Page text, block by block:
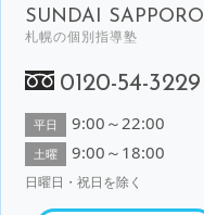
SUNDAI SAPPORO
札幌の個別指導塾
0120-54-3229
平日 9:00～22:00
土曜 9:00～18:00
日曜日・祝日を除く